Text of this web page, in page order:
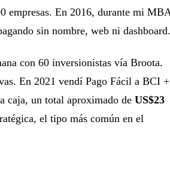
empresas. En 2016, durante mi MBA
sin nombre, web ni dashboard.
con 60 inversionistas vía Broota.
En 2021 vendí Pago Fácil a BCI +
caja, un total aproximado de US$23
el tipo más común en el